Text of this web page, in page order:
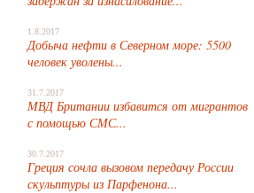
1.8.2017
Добыча нефти в Северном море: 5500
человек уволены...
31.7.2017
МВД Британии избавится от мигрантов
с помощью СМС...
30.7.2017
Греция сочла вызовом передачу России
скульптуры из Парфенона...